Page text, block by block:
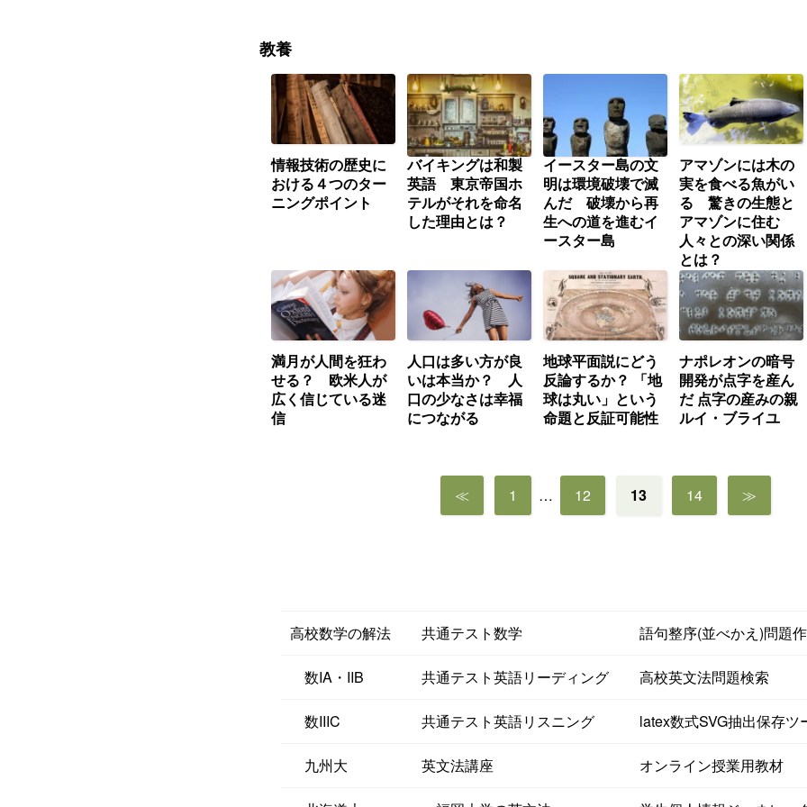
教養
情報技術の歴史に
おける４つのター
ニングポイント
バイキングは和製
英語 東京帝国ホ
テルがそれを命名
した理由とは？
イースター島の文
明は環境破壊で滅
んだ 破壊から再
生への道を進むイ
ースター島
アマゾンには木の
実を食べる魚がい
る 驚きの生態と
アマゾンに住む
人々との深い関係
とは？
満月が人間を狂わ
せる？ 欧米人が
広く信じている迷
信
人口は多い方が良
いは本当か？ 人
口の少なさは幸福
につながる
地球平面説にどう
反論するか？ 「地
球は丸い」という
命題と反証可能性
ナポレオンの暗号
開発が点字を産ん
だ 点字の産みの親
ルイ・ブライユ
投
≪ 1 … 12 13 14 ≫
高校数学の解法
数IA・IIB
数IIIC
九州大
共通テスト数学
共通テスト英語リーディング
共通テスト英語リスニング
英文法講座
語句整序(並べかえ)問題
高校英文法問題検索
latex数式SVG抽出保存ツ
オンライン授業用教材